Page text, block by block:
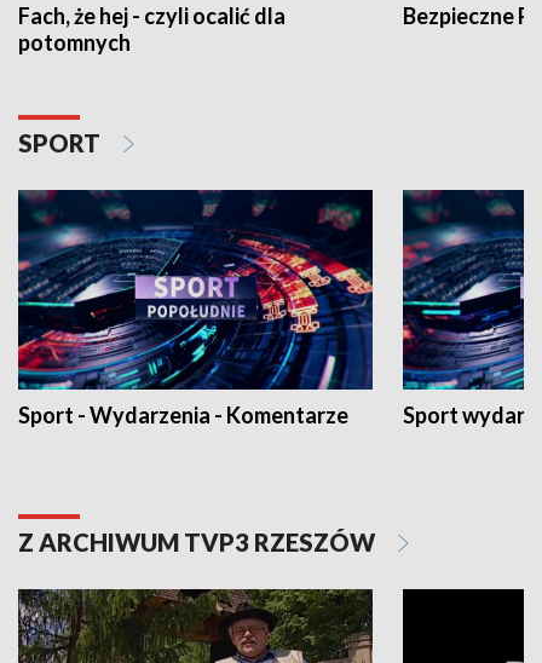
Fach, że hej - czyli ocalić dla
potomnych
Bezpieczne
SPORT
Sport - Wydarzenia - Komentarze Sport
Z ARCHIWUM TVP3 RZESZÓW